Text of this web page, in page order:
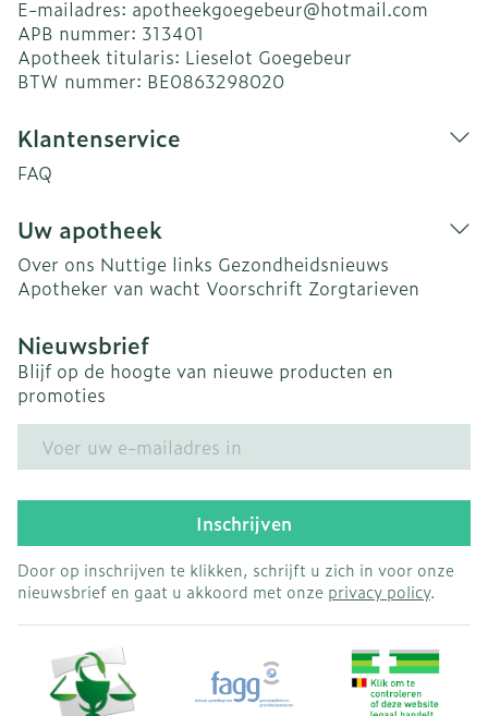
E-mailadres: apotheekgoegebeur@hotmail.com
APB nummer: 313401
Apotheek titularis: Lieselot Goegebeur
BTW nummer: BE0863298020
Klantenservice
FAQ
Uw apotheek
Over ons Nuttige links Gezondheidsnieuws
Apotheker van wacht Voorschrift Zorgtarieven
Nieuwsbrief
Blijf op de hoogte van nieuwe producten en
promoties
Inschrijven
Door op inschrijven te klikken, schrijft u zich in voor onze
nieuwsbrief en gaat u akkoord met onze privacy policy.